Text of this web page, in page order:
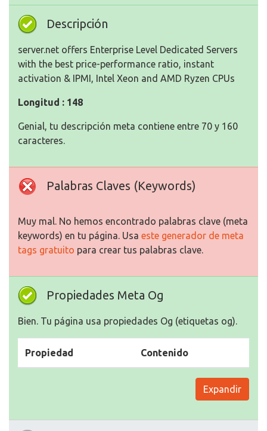
Descripción
server.net offers Enterprise Level Dedicated Servers
with the best price-performance ratio, instant
activation & IPMI, Intel Xeon and AMD Ryzen CPUs
Longitud : 148
Genial, tu descripción meta contiene entre 70 y 160
caracteres.
Palabras Claves (Keywords)
Muy mal. No hemos encontrado palabras clave (meta
keywords) en tu página. Usa este generador de meta
tags gratuito para crear tus palabras clave.
Propiedades Meta Og
Bien. Tu página usa propiedades Og (etiquetas og).
Propiedad Contenido
Expandir